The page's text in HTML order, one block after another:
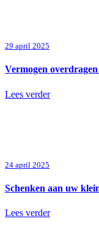
29 april 2025
Vermogen
Lees verder
24 april 2025
Schenken aan uw
Lees verder